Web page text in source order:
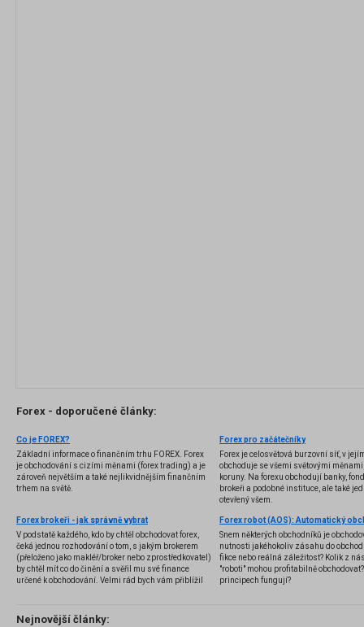
Forex - doporučené články:
Co je FOREX?
Základní informace o finančním trhu FOREX. Forex
je obchodování s cizími měnami (forex trading) a je
zároveň největším a také nejlikvidnějším finančním
trhem na světě.
Forex pro začátečníky
Forex je celosvětová burzovní síť, v
obchoduje se všemi světovými
koruny. Na forexu obchodují banky,
brokeři a podobné instituce, ale také
otevřený všem.
Forex brokeři - jak správně vybrat
V podstatě každého, kdo by chtěl obchodovat forex,
čeká jednou rozhodování o tom, s jakým brokerem
(přeloženo jako makléř/broker nebo zprostředkovatel)
by chtěl mít co do činění a svěřil mu své finance
určené k obchodování. Velmi rád bych vám přiblížil
několik příkladů nejznámějších z nich.
Snem některých obchodníků je
nutnosti jakéhokoliv zásahu do
fikce nebo reálná záležitost? Kolik z
"roboti" mohou profitabilně
principech fungují?
Nejnovější články: